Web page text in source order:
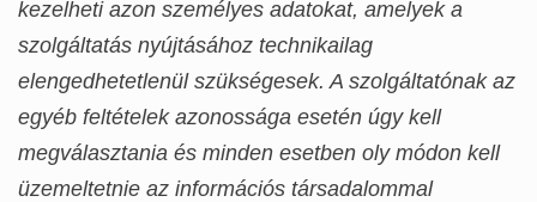
kezelheti azon személyes adatokat, amelyek a
szolgáltatás nyújtásához technikailag
elengedhetetlenül szükségesek. A szolgáltatónak az
egyéb feltételek azonossága esetén úgy kell
megválasztania és minden esetben oly módon kell
üzemeltetnie az információs társadalommal